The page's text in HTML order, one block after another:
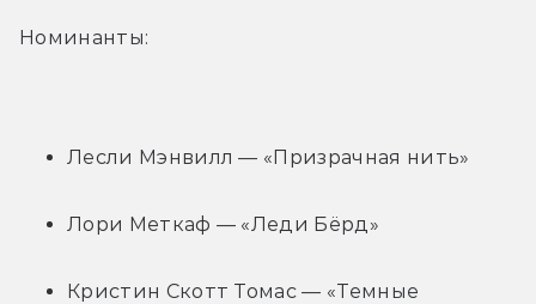
Номинанты:
Лесли Мэнвилл — «Призрачная нить»
Лори Меткаф — «Леди Бёрд»
Кристин Скотт Томас — «Темные